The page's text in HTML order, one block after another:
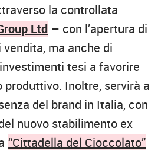
la controllata
Ltd – con l’apertura di
ma anche di
tesi a favorire
produttivo. Inoltre, servirà a
del brand in Italia, con
nuovo stabilimento ex
“Cittadella del Cioccolato”